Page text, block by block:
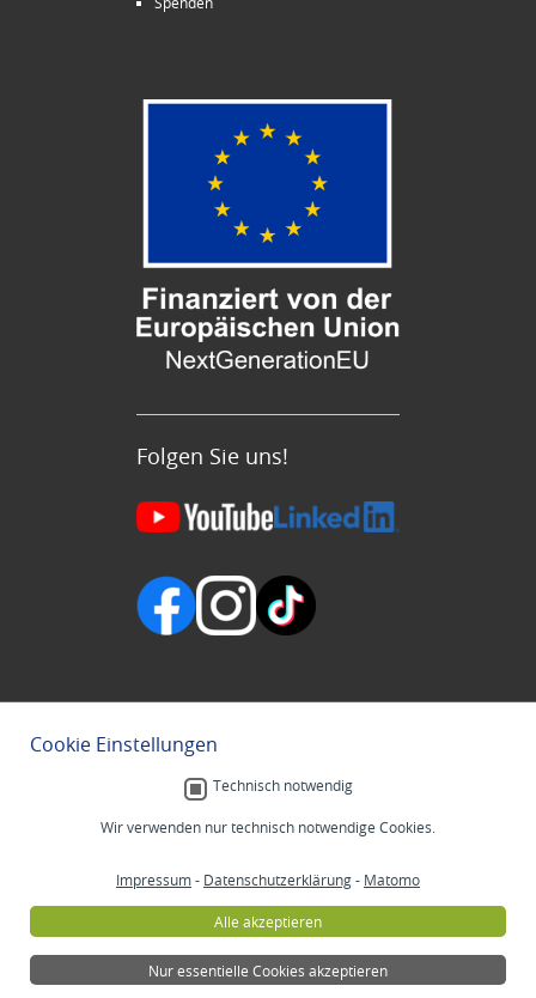
Folgen Sie uns!
Cookie Einstellungen
Technisch notwendig
Wir verwenden nur technisch notwendige Cookies.
Impressum- Datenschutzerklärung- Matomo
Alle akzeptieren
Nur essentielle Cookies akzeptieren